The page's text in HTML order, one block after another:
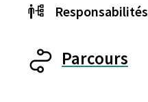
Responsabilités
Parcours